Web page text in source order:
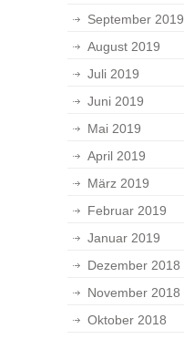
September 2019
August 2019
Juli 2019
Juni 2019
Mai 2019
April 2019
März 2019
Februar 2019
Januar 2019
Dezember 2018
November 2018
Oktober 2018